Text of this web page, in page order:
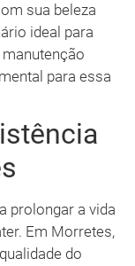
sua beleza
ideal para
para essa
prolongar a vida
Em Morretes,
do